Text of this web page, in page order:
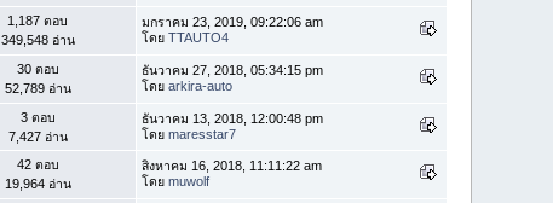
1,187 ตอบ
349,548 อ่าน
มกราคม 23, 2019, 09:22:06 am
โดยTTAUTO4
30 ตอบ
52,789 อ่าน
ธันวาคม 27, 2018, 05:34:15 pm
โดยarkira-auto
3 ตอบ
7,427 อ่าน
ธันวาคม 13, 2018, 12:00:48 pm
โดยmaresstar7
42 ตอบ
19,964 อ่าน
สิงหาคม 16, 2018, 11:11:22 am
โดยmuwolf